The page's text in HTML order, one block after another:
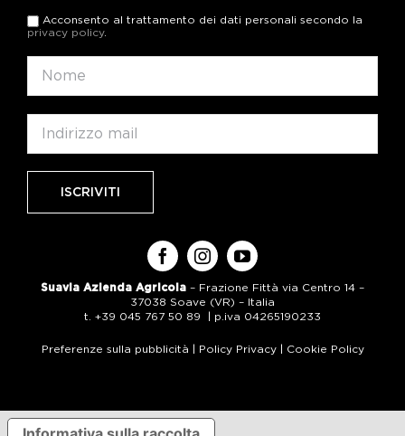
Acconsento al trattamento dei dati personali secondo la
privacy policy.
Suavia Azienda Agricola – Frazione Fittà via Centro 14 –
37038 Soave (VR) – Italia
t. +39 045 767 50 89 | p.iva 04265190233
Preferenze sulla pubblicità | Policy Privacy| Cookie Policy